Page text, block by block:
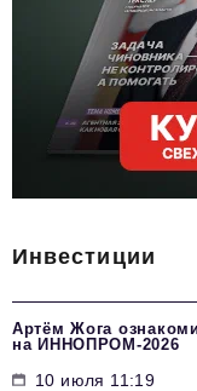
Инвестиции
Артём Жога
на ИННОПРОМ-2026
10 июля 11:19